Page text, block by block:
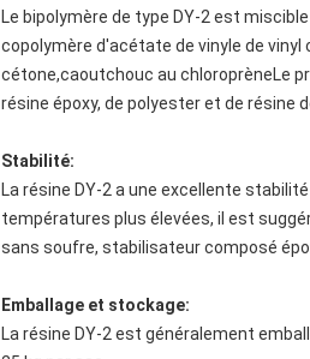
Le bipolymère de type DY-2 est
copolymère d'acétate de vinyle de vinyl
cétone,caoutchouc au chloroprèneLe
résine époxy, de polyester et de résine
Stabilité:
La résine DY-2 a une excellente
températures plus élevées, il est
sans soufre, stabilisateur composé
Emballage et stockage:
La résine DY-2 est généralement